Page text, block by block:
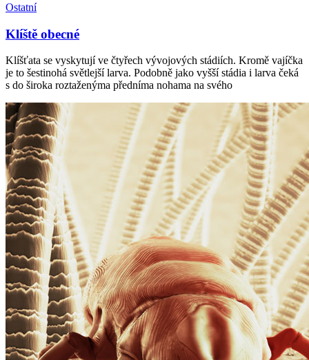
Ostatní
Klíště obecné
Klíšťata se vyskytují ve čtyřech vývojových stádiích. Kromě vajíčka
je to šestinohá světlejší larva. Podobně jako vyšší stádia i larva čeká
s do široka roztaženýma předníma nohama na svého